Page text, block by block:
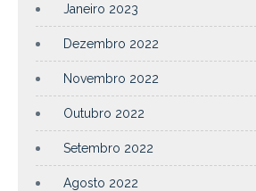
Janeiro 2023
Dezembro 2022
Novembro 2022
Outubro 2022
Setembro 2022
Agosto 2022